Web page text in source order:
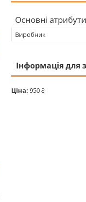
Основні атрибути
Виробник
Інформація для
Ціна: 950 ₴